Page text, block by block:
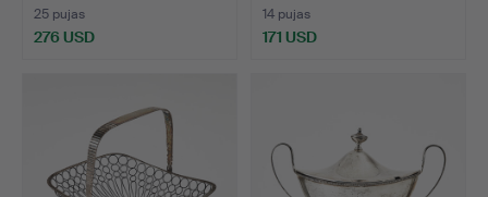
25 pujas
276 USD
14 pujas
171 USD